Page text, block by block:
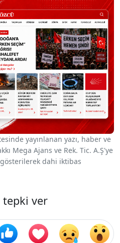
yayınlanan yazı, haber ve
Mega Ajans ve Rek. Tic. A.Ş'ye
dahi iktibas
tepki ver